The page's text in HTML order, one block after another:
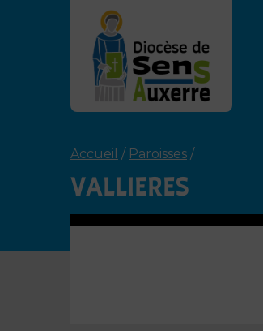
Accueil / Paroisses /
VALLIERES